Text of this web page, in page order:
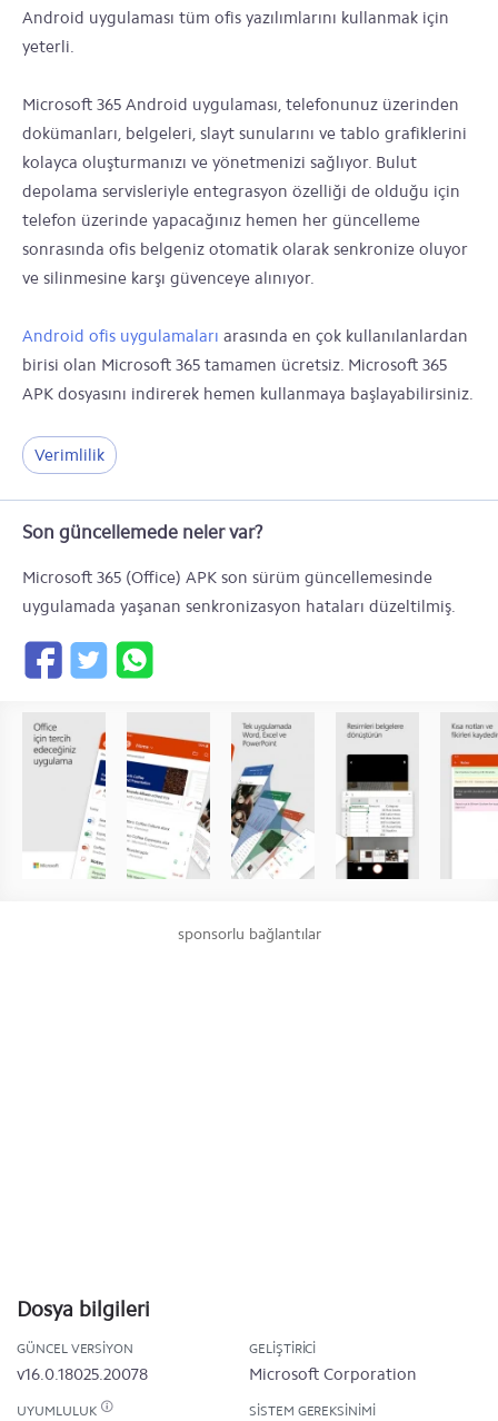
Android uygulaması tüm ofis yazılımlarını kullanmak için
yeterli.
Microsoft 365 Android uygulaması, telefonunuz üzerinden
dokümanları, belgeleri, slayt sunularını ve tablo grafiklerini
kolayca oluşturmanızı ve yönetmenizi sağlıyor. Bulut
depolama servisleriyle entegrasyon özelliği de olduğu için
telefon üzerinde yapacağınız hemen her güncelleme
sonrasında ofis belgeniz otomatik olarak senkronize oluyor
ve silinmesine karşı güvenceye alınıyor.
Android ofis uygulamaları arasında en çok kullanılanlardan
birisi olan Microsoft 365 tamamen ücretsiz. Microsoft 365
APK dosyasını indirerek hemen kullanmaya başlayabilirsiniz.
Verimlilik
Son güncellemede neler var?
Microsoft 365 (Office) APK son sürüm güncellemesinde
uygulamada yaşanan senkronizasyon hataları düzeltilmiş.
sponsorlu bağlantılar
Dosya bilgileri
GÜNCEL VERSIYON
v16.0.18025.20078
GELIŞTIRICI
Microsoft Corporation
UYUMLULUK SISTEM GEREKSINIMI